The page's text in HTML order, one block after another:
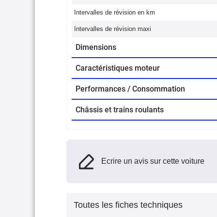
Intervalles de révision en km
Intervalles de révision maxi
Dimensions
Caractéristiques moteur
Performances / Consommation
Châssis et trains roulants
Ecrire un avis sur cette voiture
Toutes les fiches techniques